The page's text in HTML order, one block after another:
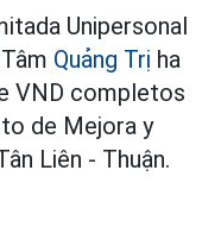
Unipersonal
Quảng Trị ha
VND completos
de Mejora y
Liên - Thuận.